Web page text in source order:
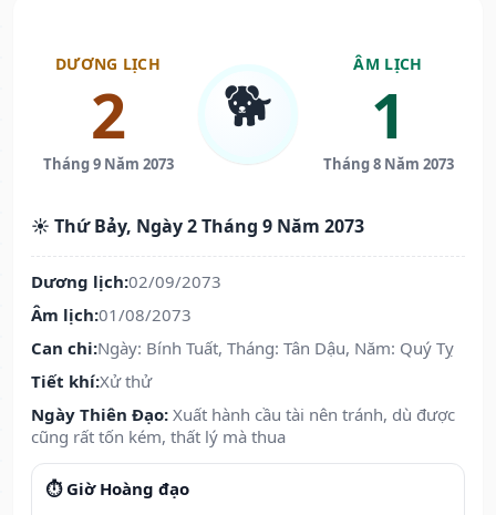
DƯƠNG LỊCH
2
Tháng 9 Năm 2073
🐕
ÂM LỊCH
1
Tháng 8 Năm 2073
☀️ Thứ Bảy, Ngày 2 Tháng 9 Năm 2073
Dương lịch:02/09/2073
Âm lịch:01/08/2073
Can chi:Ngày: Bính Tuất, Tháng: Tân Dậu, Năm: Quý Tỵ
Tiết khí:Xử thử
Ngày Thiên Đạo: Xuất hành cầu tài nên tránh, dù được
cũng rất tốn kém, thất lý mà thua
⏱️ Giờ Hoàng đạo